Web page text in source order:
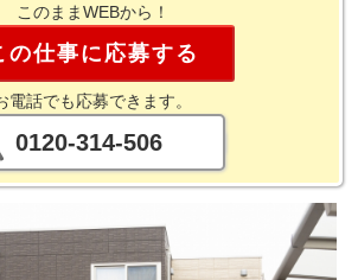
このままWEBから！
の仕事に応募する
電話でも応募できます。
0120-314-506